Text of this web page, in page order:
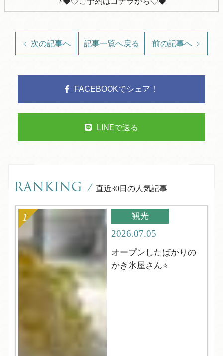
次の記事へ 記事一覧へ戻る 前の記事へ
FACEBOOKでシェア！
LINEで送る
RANKING / 直近30日の人気記事
観光
2026.07.05
オープンしたばかりの
かき氷屋さん⭐